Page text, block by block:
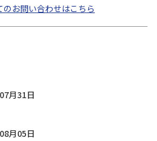
のお問い合わせはこちら
月31日
月05日